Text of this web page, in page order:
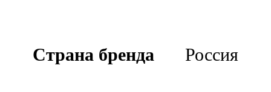
Страна бренда Россия